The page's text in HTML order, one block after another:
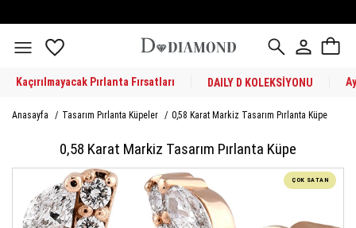
Kaçırılmayacak Pırlanta Fırsatları DAILY D KOLEKSİYONU
Anasayfa / Tasarım Pırlanta Küpeler / 0,58 Karat Markiz Tasarım Pırlanta Küpe
0,58 Karat Markiz Tasarım Pırlanta Küpe
ÇOK SATAN